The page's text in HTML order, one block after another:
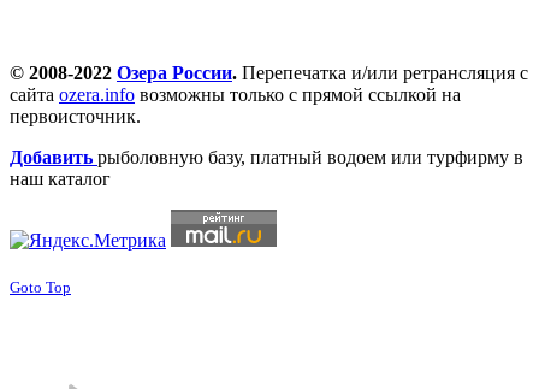
© 2008-2022 Озера России. Перепечатка и/или ретрансляция с
сайта ozera.info возможны только с прямой ссылкой на
первоисточник.
Добавить рыболовную базу, платный водоем или турфирму в
наш каталог
Goto Top